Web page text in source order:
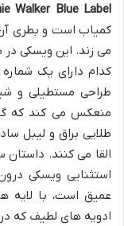
Walker Blue Label
کمیاب است و بطری آن
می زند. این ویسکی
کدام دارای یک
طراحی مستطیلی و
منعکس می کند که
طلایی براق و لیبل
القا می کنند.
استثنایی ویسکی
عمیق است، با لایه
ادویه های لطیف که